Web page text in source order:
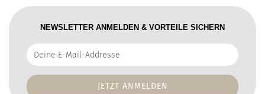
NEWSLETTER ANMELDEN & VORTEILE SICHERN
Deine
E-
Addresse